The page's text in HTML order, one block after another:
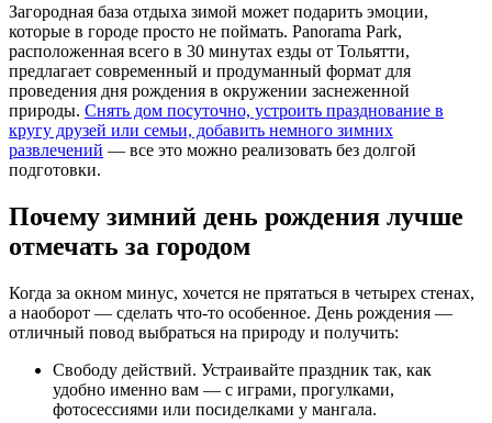
Загородная база отдыха зимой может подарить эмоции,
которые в городе просто не поймать. Panorama Park,
расположенная всего в 30 минутах езды от Тольятти,
предлагает современный и продуманный формат для
проведения дня рождения в окружении заснеженной
природы. Снять дом посуточно, устроить празднование в
кругу друзей или семьи, добавить немного зимних
развлечений — все это можно реализовать без долгой
подготовки.
Почему зимний день рождения лучше
отмечать за городом
Когда за окном минус, хочется не прятаться в четырех стенах,
а наоборот — сделать что-то особенное. День рождения —
отличный повод выбраться на природу и получить:
Свободу действий. Устраивайте праздник так, как
удобно именно вам — с играми, прогулками,
фотосессиями или посиделками у мангала.